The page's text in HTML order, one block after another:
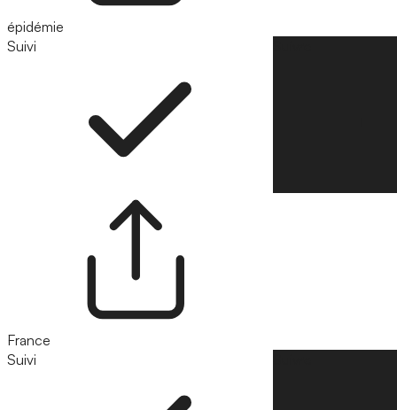
épidémie
Suivi
France
Suivi